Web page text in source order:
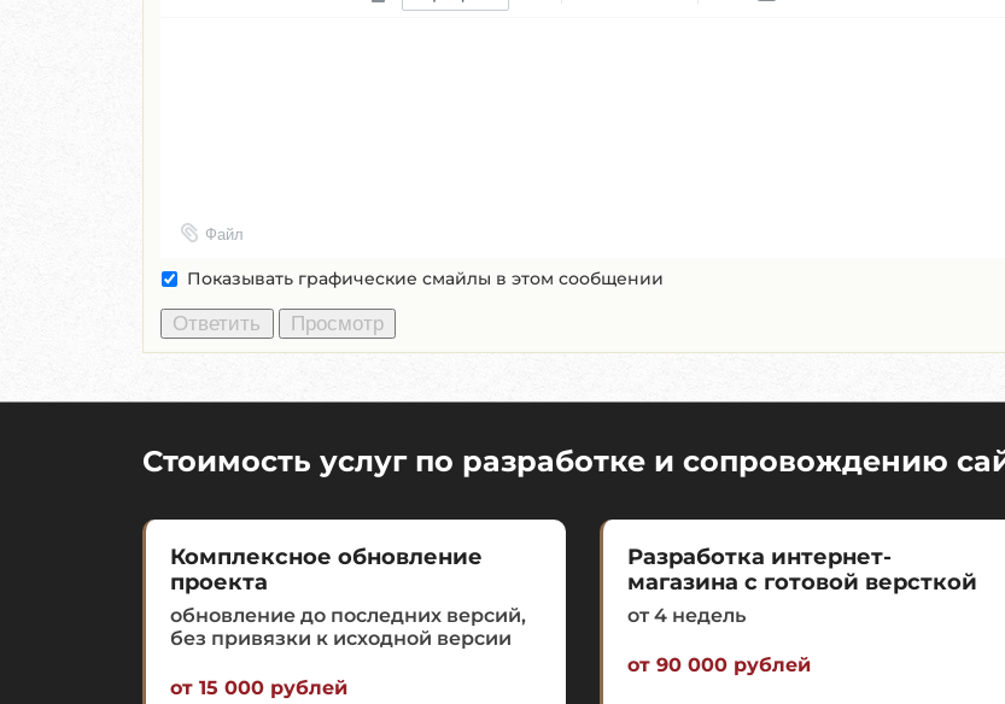
Файл
Показывать графические смайлы в этом сообщении
Стоимость услуг по разработке и сопровождению
Комплексное обновление
проекта
обновление до последних версий,
без привязки к исходной версии
от 15 000 рублей
Разработка интернет-
магазина с готовой версткой
от 4 недель
от 90 000 рублей